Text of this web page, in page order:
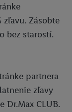
Zásobte
bez starostí.
partnera
zľavy
Dr.Max CLUB.